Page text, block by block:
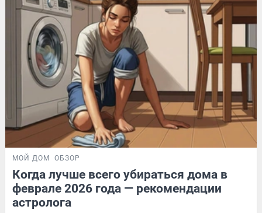
МОЙ ДОМ ОБЗОР
Когда лучше всего убираться дома в
феврале 2026 года — рекомендации
астролога